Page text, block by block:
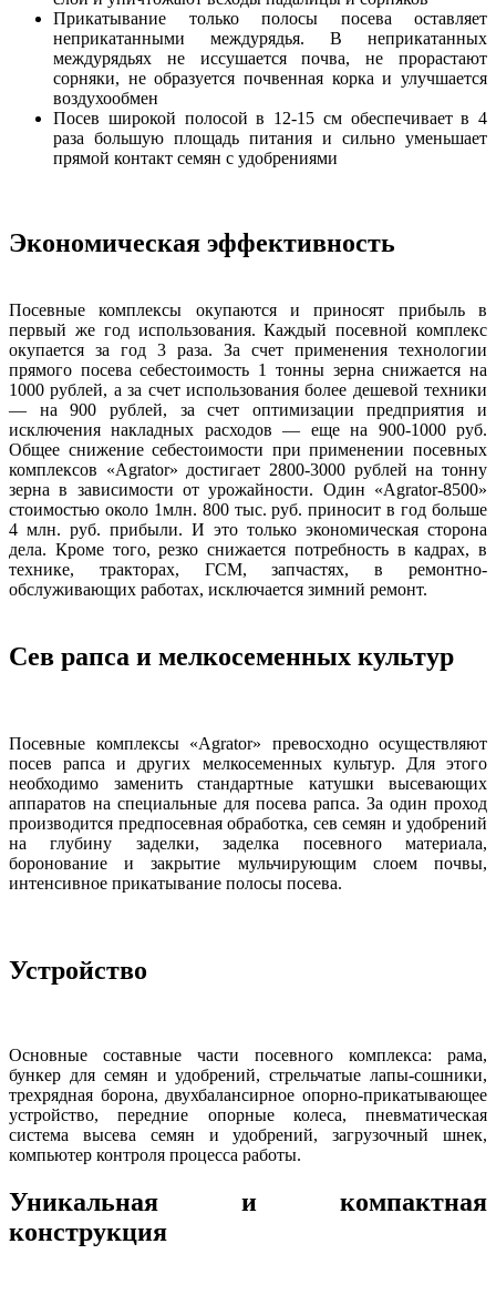
Прикатывание только полосы посева оставляет
неприкатанными междурядья. В неприкатанных
междурядьях не иссушается почва, не прорастают
сорняки, не образуется почвенная корка и улучшается
воздухообмен
Посев широкой полосой в 12-15 см обеспечивает в 4
раза большую площадь питания и сильно уменьшает
прямой контакт семян с удобрениями
Экономическая эффективность
Посевные комплексы окупаются и приносят прибыль в
первый же год использования. Каждый посевной комплекс
окупается за год 3 раза. За счет применения технологии
прямого посева себестоимость 1 тонны зерна снижается на
1000 рублей, а за счет использования более дешевой техники
— на 900 рублей, за счет оптимизации предприятия и
исключения накладных расходов — еще на 900-1000 руб.
Общее снижение себестоимости при применении посевных
комплексов «Agrator» достигает 2800-3000 рублей на тонну
зерна в зависимости от урожайности. Один «Agrator-8500»
стоимостью около 1млн. 800 тыс. руб. приносит в год больше
4 млн. руб. прибыли. И это только экономическая сторона
дела. Кроме того, резко снижается потребность в кадрах, в
технике, тракторах, ГСМ, запчастях, в ремонтно-
обслуживающих работах, исключается зимний ремонт.
Сев рапса и мелкосеменных культур
Посевные комплексы «Аgrator» превосходно осуществляют
посев рапса и других мелкосеменных культур. Для этого
необходимо заменить стандартные катушки высевающих
аппаратов на специальные для посева рапса. За один проход
производится предпосевная обработка, сев семян и удобрений
на глубину заделки, заделка посевного материала,
боронование и закрытие мульчирующим слоем почвы,
интенсивное прикатывание полосы посева.
Устройство
Основные составные части посевного комплекса: рама,
бункер для семян и удобрений, стрельчатые лапы-сошники,
трехрядная борона, двухбалансирное опорно-прикатывающее
устройство, передние опорные колеса, пневматическая
система высева семян и удобрений, загрузочный шнек,
компьютер контроля процесса работы.
Уникальная и компактная
конструкция